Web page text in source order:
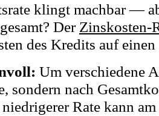
klingt machbar —
Der Zinskosten-
des Kredits auf
Um verschiedene
sondern nach
Rate kann